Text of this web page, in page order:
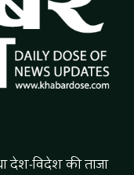
देश-विदेश की ताजा